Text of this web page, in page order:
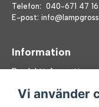
Telefon: 040-671 47 16
E-post:
Information
Produktinformation
FAQ
Vi använder